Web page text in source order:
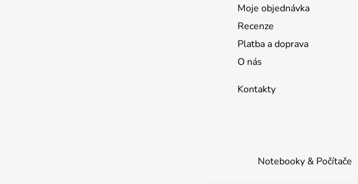
Moje objednávka
Recenze
Platba a doprava
O nás
Kontakty
Notebooky & Počítače